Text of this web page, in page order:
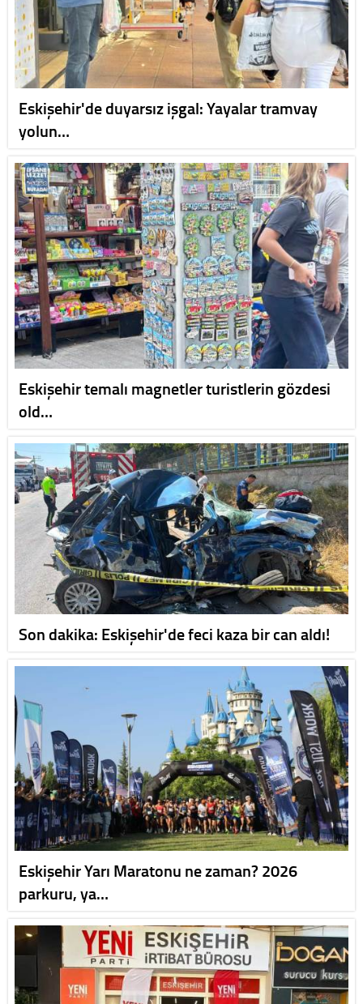
Eskişehir'de duyarsız işgal: Yayalar tramvay
yolun…
Eskişehir temalı magnetler turistlerin gözdesi
old…
Son dakika: Eskişehir'de feci kaza bir can aldı!
Eskişehir Yarı Maratonu ne zaman? 2026
parkuru, ya…